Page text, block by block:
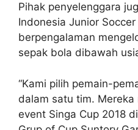
Pihak penyelenggara
Indonesia Junior
berpengalaman
sepak bola dibawah
“Kami pilih pemain-
dalam satu tim.
event Singa Cup 2018